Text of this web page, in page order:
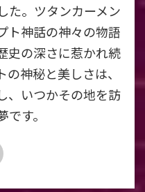
た。ツタンカーメン
ト神話の神々の物語
史の深さに惹かれ続
神秘と美しさは、
、いつかその地を訪
す。